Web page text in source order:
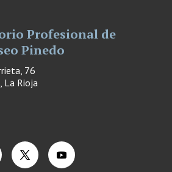
Profesional de
Pinedo
76
La Rioja